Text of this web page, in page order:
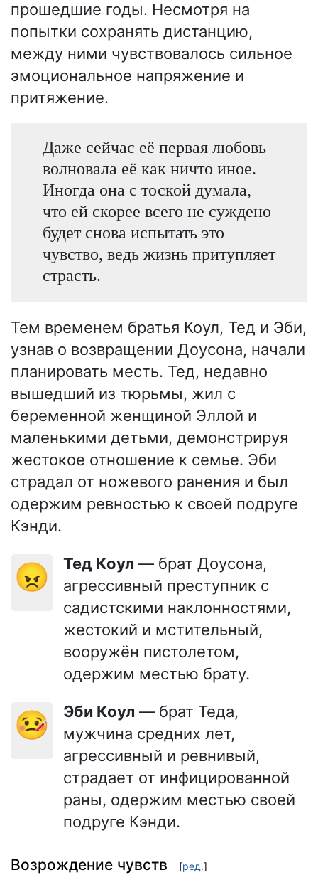
прошедшие годы. Несмотря на
попытки сохранять дистанцию,
между ними чувствовалось сильное
эмоциональное напряжение и
притяжение.
Даже сейчас её первая любовь
волновала её как ничто иное.
Иногда она с тоской думала,
что ей скорее всего не суждено
будет снова испытать это
чувство, ведь жизнь притупляет
страсть.
Тем временем братья Коул, Тед и Эби,
узнав о возвращении Доусона, начали
планировать месть. Тед, недавно
вышедший из тюрьмы, жил с
беременной женщиной Эллой и
маленькими детьми, демонстрируя
жестокое отношение к семье. Эби
страдал от ножевого ранения и был
одержим ревностью к своей подруге
Кэнди.
😠 Тед Коул — брат Доусона,
агрессивный преступник с
садистскими наклонностями,
жестокий и мстительный,
вооружён пистолетом,
одержим местью брату.
🤒 Эби Коул — брат Теда,
мужчина средних лет,
агрессивный и ревнивый,
страдает от инфицированной
раны, одержим местью своей
подруге Кэнди.
Возрождение чувств [ред.]